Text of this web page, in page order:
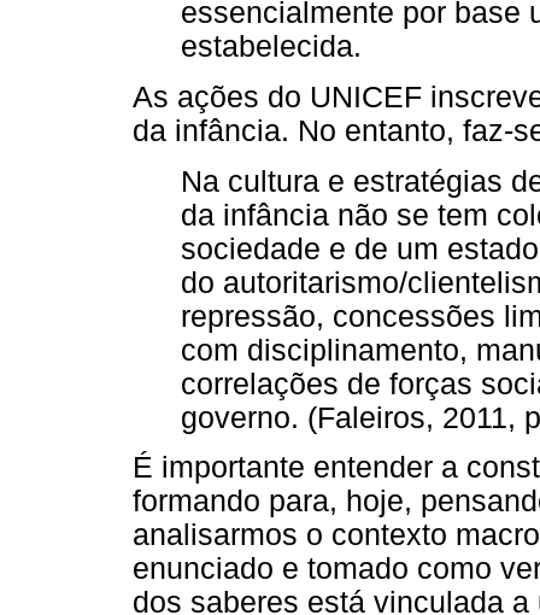
essencialmente por base
estabelecida.
As ações do UNICEF
da infância. No entanto, faz-
Na cultura e estratégias
da infância não se tem
sociedade e de um
do autoritarismo/
repressão, concessões
com disciplinamento,
correlações de forças
governo. (Faleiros, 2011,
É importante entender a
formando para, hoje,
analisarmos o contexto
enunciado e tomado como
dos saberes está vinculada